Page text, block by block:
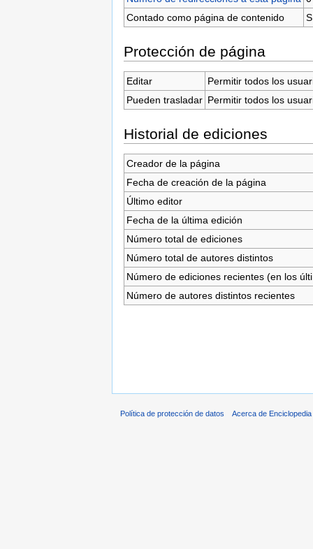
Contado como página de contenido
Protección de página
Editar
Permitir todos los
Pueden trasladar Permitir todos los
Historial de ediciones
Creador de la página
Fecha de creación de la página
Último editor
Fecha de la última edición
Número total de ediciones
Número total de autores distintos
Número de ediciones recientes (en los
Número de autores distintos recientes
Política de protección de datos Acerca de